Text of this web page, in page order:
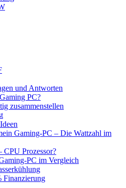
und Antworten
PC?
zusammenstellen
Gaming-PC – Die Wattzahl im
Prozessor?
PC im Vergleich
Finanzierung